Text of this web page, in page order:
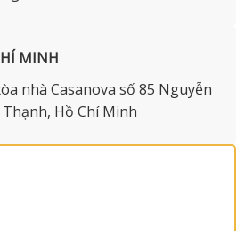
MINH
nhà Casanova số 85 Nguyễn
Hồ Chí Minh